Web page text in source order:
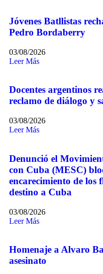
Jóvenes Batllistas
Pedro Bordaberry
03/08/2026
Leer Más
Docentes argentinos
reclamo de diálogo y
03/08/2026
Leer Más
Denunció el
con Cuba (MESC)
encarecimiento de los
destino a Cuba
03/08/2026
Leer Más
Homenaje a Alvaro
asesinato